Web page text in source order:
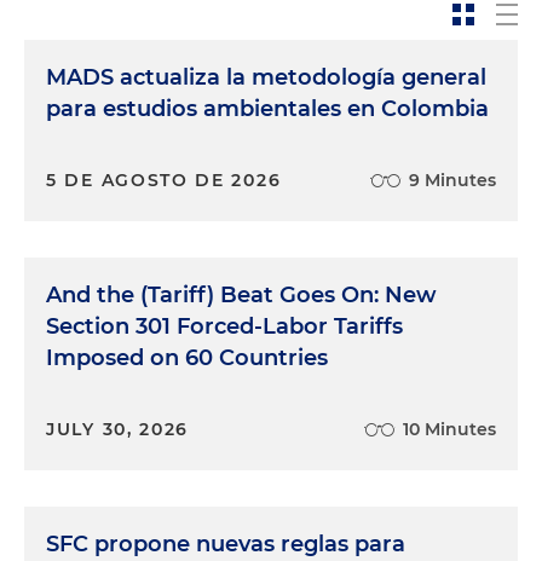
MADS actualiza la metodología general
para estudios ambientales en Colombia
5 DE AGOSTO DE 2026 9 Minutes
And the (Tariff) Beat Goes On: New
Section 301 Forced-Labor Tariffs
Imposed on 60 Countries
JULY 30, 2026 10 Minutes
SFC propone nuevas reglas para